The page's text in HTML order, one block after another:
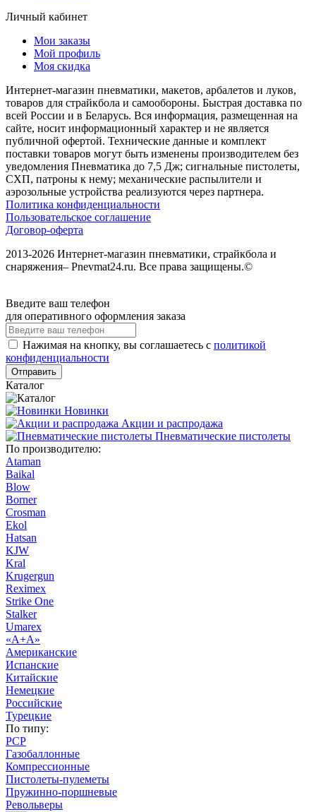
Личный кабинет
Мои заказы
Мой профиль
Моя скидка
Интернет-магазин пневматики, макетов, арбалетов и луков,
товаров для страйкбола и самообороны. Быстрая доставка по
всей России и в Беларусь. Вся информация, размещенная на
сайте, носит информационный характер и не является
публичной офертой. Технические данные и комплект
поставки товаров могут быть изменены производителем без
уведомления Пневматика до 7,5 Дж; сигнальные пистолеты,
СХП, патроны к нему; механические распылители и
аэрозольные устройства реализуются через партнера.
Политика конфиденциальности
Пользовательское соглашение
Договор-оферта
2013-2026 Интернет-магазин пневматики, страйкбола и
снаряжения– Pnevmat24.ru. Все права защищены.©
Введите ваш телефон
для оперативного оформления заказа
Нажимая на кнопку, вы соглашаетесь с политикой
конфиденциальности
Отправить
Каталог
Новинки
Акции и распродажа
Пневматические пистолеты
По производителю:
Ataman
Baikal
Blow
Borner
Crosman
Ekol
Hatsan
KJW
Kral
Krugergun
Reximex
Strike One
Stalker
Umarex
«А+А»
Американские
Испанские
Китайские
Немецкие
Российские
Турецкие
По типу:
PCP
Газобаллонные
Компрессионные
Пистолеты-пулеметы
Пружинно-поршневые
Револьверы